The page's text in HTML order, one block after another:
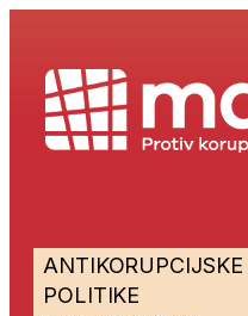
ANTIKORUPCIJSKE
POLITIKE